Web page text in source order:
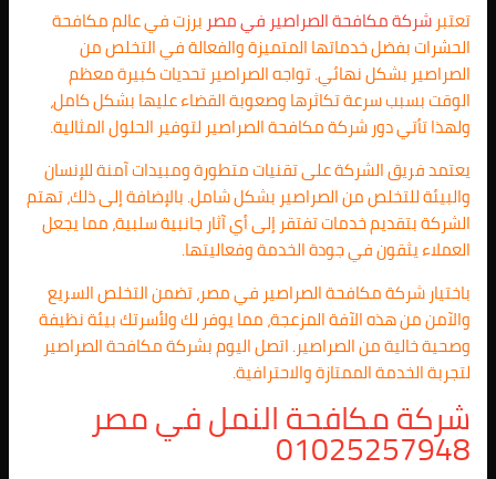
تعتبرشركة مكافحة الصراصير في مصر برزت في عالم مكافحة
الحشرات بفضل خدماتها المتميزة والفعالة في التخلص من
الصراصير بشكل نهائي. تواجه الصراصير تحديات كبيرة معظم
الوقت بسبب سرعة تكاثرها وصعوبة القضاء عليها بشكل كامل،
ولهذا تأتي دور شركة مكافحة الصراصير لتوفير الحلول المثالية.
يعتمد فريق الشركة على تقنيات متطورة ومبيدات آمنة للإنسان
والبيئة للتخلص من الصراصير بشكل شامل. بالإضافة إلى ذلك، تهتم
الشركة بتقديم خدمات تفتقر إلى أي آثار جانبية سلبية، مما يجعل
العملاء يثقون في جودة الخدمة وفعاليتها.
باختيار شركة مكافحة الصراصير في مصر، تضمن التخلص السريع
والآمن من هذه الآفة المزعجة، مما يوفر لك ولأسرتك بيئة نظيفة
وصحية خالية من الصراصير. اتصل اليوم بشركة مكافحة الصراصير
لتجربة الخدمة الممتازة والاحترافية.
شركة مكافحة النمل في مصر
01025257948